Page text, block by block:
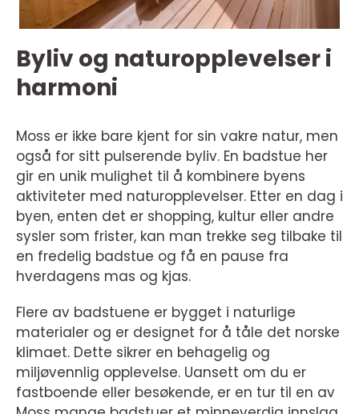
Byliv og naturopplevelser i
harmoni
Moss er ikke bare kjent for sin vakre natur, men
også for sitt pulserende byliv. En badstue her
gir en unik mulighet til å kombinere byens
aktiviteter med naturopplevelser. Etter en dag i
byen, enten det er shopping, kultur eller andre
sysler som frister, kan man trekke seg tilbake til
en fredelig badstue og få en pause fra
hverdagens mas og kjas.
Flere av badstuene er bygget i naturlige
materialer og er designet for å tåle det norske
klimaet. Dette sikrer en behagelig og
miljøvennlig opplevelse. Uansett om du er
fastboende eller besøkende, er en tur til en av